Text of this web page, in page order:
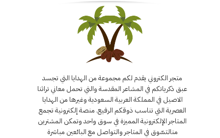
متجر الكتروني يقدم لكم مجموعة من الهدايا التي تجسد
عبق ذكرياتكم في المشاعر المقدسة والتي تحمل معاني تراثنا
الاصيل في المملكة العربية السعودية وغيرها من الهدايا
العصرية التي تناسب ذوقكم الرفيع. منصة إلكترونية تجمع
المتاجر الإلكترونية المميزة في سوق واحد وتمكن المشترين
منالتسّوق في المتاجر والتواصل مع البائعين مباشرة